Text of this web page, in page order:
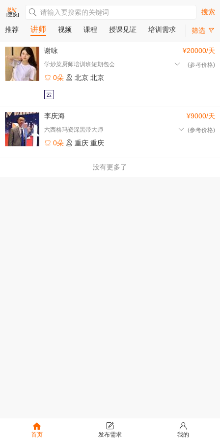
总站
[更换]
搜索
筛选
推荐 讲师 视频 课程 授课见证 培训需求
谢咏
学炒菜厨师培训班短期包会
0朵 北京 北京
¥20000/天
(参考价格)
云
李庆海
六西格玛资深黑带大师
0朵 重庆 重庆
¥9000/天
(参考价格)
没有更多了
首页 发布需求 我的